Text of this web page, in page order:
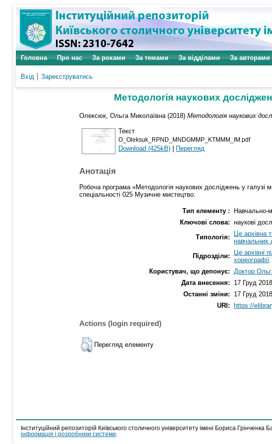
Головна Про нас За роками За темами За відділами За авторами
Вхід Зареєструватись
Методологія наукових
Олексюк, Ольга Миколаївна (2018) Методологія наукових
Текст
O_Oleksuk_RPND_MNDGMMP_KTMMM_IM.pdf
Download (425kB) | Перегляд
Анотація
Робоча програма «Методологія наукових досліджень у галузі
спеціальності 025 Музичне мистецтво.
Тип елементу :
Навчально-
Ключові слова: наукові
Типологія:
Це архівна
навчальних
Підрозділи:
Це архівні
хореографії
Користувач, що депонує:
Доктор
Дата внесення:
17 Груд
Останні зміни:
17 Груд
URI:
https://
Actions (login required)
Перегляд елементу
Інституційний репозиторій Київського столичного університету імені Бориса Грінченка
інформація і розробники системи